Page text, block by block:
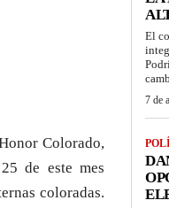
Colorado,
de este mes
coloradas.
El
7 de